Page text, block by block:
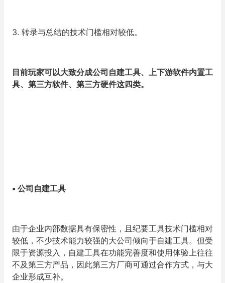
3. 转录与总结的技术门槛相对较低。
目前玩家可以大致分成公司自建工具、上下游软件内置工
具、第三方软件、第三方硬件这四类。
• 公司自建工具
由于企业内部数据具有保密性，且纪要工具技术门槛相对
较低，不少技术能力较强的大公司倾向于自建工具。但受
限于资源投入，自建工具在功能完善度和使用体验上往往
不及第三方产品，因此第三方厂商可通过合作方式，与大
企业形成互补。